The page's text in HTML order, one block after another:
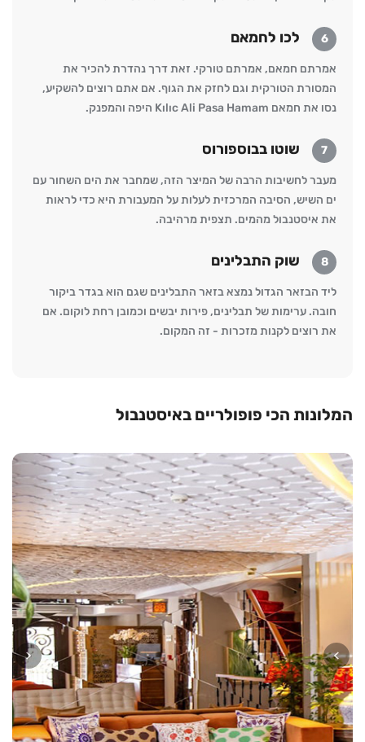
6 לכו לחמאם
אמרתם חמאם, אמרתם טורקי. זאת דרך נהדרת להכיר את
המסורת הטורקית וגם לחזק את הגוף. אם אתם רוצים להשקיע,
נסו את חמאם Kılıc Ali Pasa Hamam היפה והמפנק.
7 שוטו בבוספורוס
מעבר לחשיבות הרבה של המיצר הזה, שמחבר את הים השחור עם
ים השיש, הסיבה המרכזית לעלות על המעבורת היא כדי לראות
את איסטנבול מהמים. תצפית מרהיבה.
8 שוק התבלינים
ליד הבזאר הגדול נמצא בזאר התבלינים שגם הוא בגדר ביקור
חובה. ערימות של תבלינים, פירות יבשים וכמובן רחת לוקום. אם
את רוצים לקנות מזכרות - זה המקום.
המלונות הכי פופולריים באיסטנבול